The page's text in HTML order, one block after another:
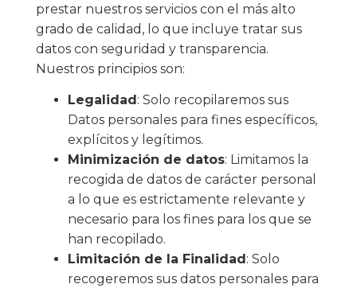
prestar nuestros servicios con el más alto
grado de calidad, lo que incluye tratar sus
datos con seguridad y transparencia.
Nuestros principios son:
Legalidad : Solo recopilaremos sus
Datos personales para fines específicos,
explícitos y legítimos.
Minimización de datos: Limitamos la
recogida de datos de carácter personal
a lo que es estrictamente relevante y
necesario para los fines para los que se
han recopilado.
Limitación de la Finalidad : Solo
recogeremos sus datos personales para